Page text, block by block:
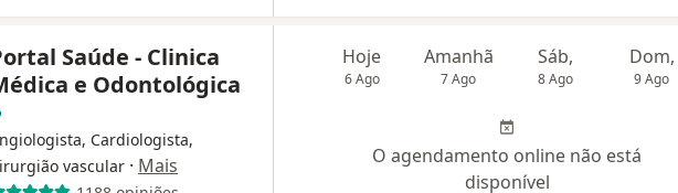
Saúde - Clinica
e Odontológica
Cardiologista,
vascular · Mais
Hoje
6 Ago
Amanhã
7 Ago
Sáb,
8 Ago
Dom,
9 Ago
O agendamento online não está
disponível